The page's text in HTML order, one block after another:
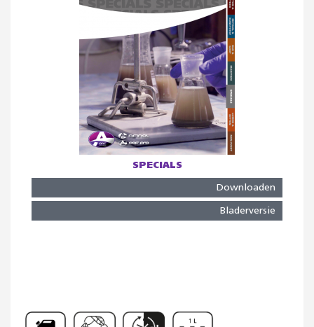
SPECIALS
Downloaden
Bladerversie